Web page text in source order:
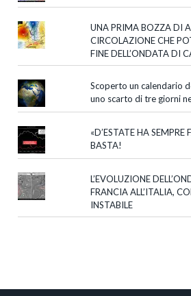
UNA PRIMA BOZZA DI
CIRCOLAZIONE CHE
FINE DELL’ONDATA DI
Scoperto un calendario
uno scarto di tre giorni
«D’ESTATE HA
BASTA!
L’EVOLUZIONE
FRANCIA ALL’ITALIA,
INSTABILE